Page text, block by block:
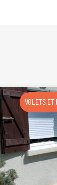
VOLETS ET